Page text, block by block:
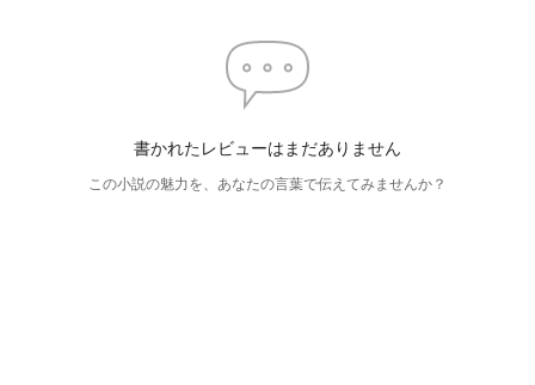
書かれたレビューはまだありません
この小説の魅力を、あなたの言葉で伝えてみませんか？